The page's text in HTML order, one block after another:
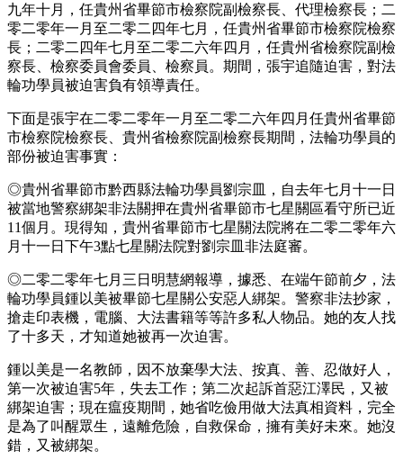
九年十月，任貴州省畢節市檢察院副檢察長、代理檢察長；二
零二零年一月至二零二四年七月，任貴州省畢節市檢察院檢察
長；二零二四年七月至二零二六年四月，任貴州省檢察院副檢
察長、檢察委員會委員、檢察員。期間，張宇追隨迫害，對法
輪功學員被迫害負有領導責任。
下面是張宇在二零二零年一月至二零二六年四月任貴州省畢節
市檢察院檢察長、貴州省檢察院副檢察長期間，法輪功學員的
部份被迫害事實：
◎貴州省畢節市黔西縣法輪功學員劉宗皿，自去年七月十一日
被當地警察綁架非法關押在貴州省畢節市七星關區看守所已近
11個月。現得知，貴州省畢節市七星關法院將在二零二零年六
月十一日下午3點七星關法院對劉宗皿非法庭審。
◎二零二零年七月三日明慧網報導，據悉、在端午節前夕，法
輪功學員鍾以美被畢節七星關公安惡人綁架。警察非法抄家，
搶走印表機，電腦、大法書籍等等許多私人物品。她的友人找
了十多天，才知道她被再一次迫害。
鍾以美是一名教師，因不放棄學大法、按真、善、忍做好人，
第一次被迫害5年，失去工作；第二次起訴首惡江澤民，又被
綁架迫害；現在瘟疫期間，她省吃儉用做大法真相資料，完全
是為了叫醒眾生，遠離危險，自救保命，擁有美好未來。她沒
錯，又被綁架。